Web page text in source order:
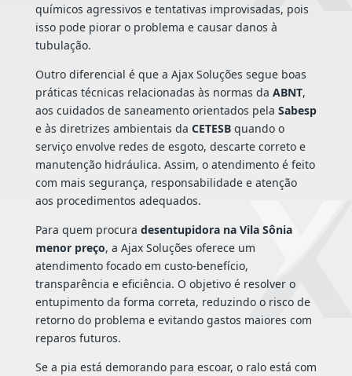
químicos agressivos e tentativas improvisadas, pois
isso pode piorar o problema e causar danos à
tubulação.
Outro diferencial é que a Ajax Soluções segue boas
práticas técnicas relacionadas às normas da ABNT,
aos cuidados de saneamento orientados pela Sabesp
e às diretrizes ambientais da CETESBquando o
serviço envolve redes de esgoto, descarte correto e
manutenção hidráulica. Assim, o atendimento é feito
com mais segurança, responsabilidade e atenção
aos procedimentos adequados.
Para quem procura desentupidora na Vila Sônia
menor preço, a Ajax Soluções oferece um
atendimento focado em custo-benefício,
transparência e eficiência. O objetivo é resolver o
entupimento da forma correta, reduzindo o risco de
retorno do problema e evitando gastos maiores com
reparos futuros.
Se a pia está demorando para escoar, o ralo está com